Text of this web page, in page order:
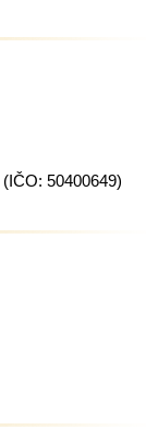
(IČO: 50400649)